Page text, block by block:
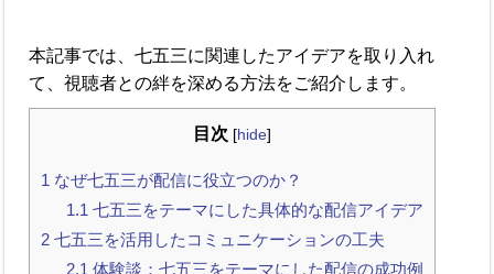
本記事では、七五三に関連したアイデアを取り入れ
て、視聴者との絆を深める方法をご紹介します。
目次 [hide]
1 なぜ七五三が配信に役立つのか？
1.1 七五三をテーマにした具体的な配信アイデア
2 七五三を活用したコミュニケーションの工夫
2.1 体験談：七五三をテーマにした配信の成功例